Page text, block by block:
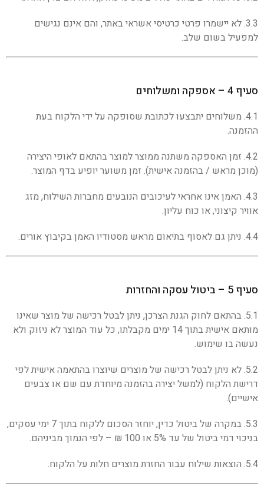
3.3. לא יישמרו פרטי כרטיסי אשראי באתר, והם אינם נגישים
למפעיל בשום שלב.
סעיף 4 – אספקה ומשלוחים
4.1. משלוחים יתבצעו לכתובת שסופקה על ידי הלקוח בעת
ההזמנה.
4.2. זמן האספקה משתנה ממוצר למוצר בהתאם לאופי היצירה
(מוכן מראש / בהזמנה אישית). זמן משוער יופיע בדף המוצר.
4.3. האמן אינו אחראי לעיכובים הנובעים מחברות השילוח, מזג
אוויר קיצוני, או כוח עליון.
4.4. ניתן גם לאסוף בתיאום מראש מסטודיו האמן בקיבוץ אורים.
סעיף 5 – ביטול עסקה והחזרות
5.1. בהתאם לחוק הגנת הצרכן, ניתן לבטל רכישה של מוצר שאינו
מותאם אישית בתוך 14 ימים מקבלתו, כל עוד המוצר לא ניזוק ולא
נעשה בו שימוש.
5.2. לא ניתן לבטל רכישה של מוצרים שיוצרו בהתאמה אישית לפי
דרישת הלקוח (למשל יצירה בהזמנה מיוחדת עם שם או צבעים
אישיים).
5.3. במקרה של ביטול כדין, יוחזר הסכום ללקוח בתוך 7 ימי עסקים,
בניכוי דמי ביטול של עד 5% או 100 ₪ – לפי הנמוך מביניהם.
5.4. הוצאות שילוח עבור החזרת מוצרים חלות על הלקוח.